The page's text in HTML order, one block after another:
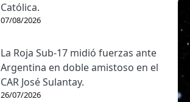
Católica.
07/08/2026
La Roja Sub-17 midió fuerzas ante
Argentina en doble amistoso en el
CAR José Sulantay.
26/07/2026